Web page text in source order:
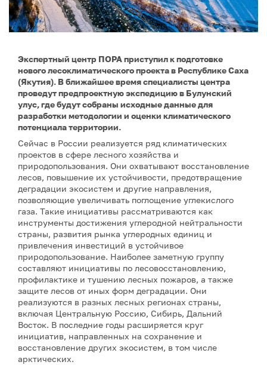
Экспертный центр ПОРА приступил к подготовке
нового лесоклиматического проекта в Республике Саха
(Якутия). В ближайшее время специалисты центра
проведут предпроектную экспедицию в Булунский
улус, где будут собраны исходные данные для
разработки методологии и оценки климатического
потенциала территории.
Сейчас в России реализуется ряд климатических
проектов в сфере лесного хозяйства и
природопользования. Они охватывают восстановление
лесов, повышение их устойчивости, предотвращение
деградации экосистем и другие направления,
позволяющие увеличивать поглощение углекислого
газа. Такие инициативы рассматриваются как
инструменты достижения углеродной нейтральности
страны, развития рынка углеродных единиц и
привлечения инвестиций в устойчивое
природопользование. Наиболее заметную группу
составляют инициативы по лесовосстановлению,
профилактике и тушению лесных пожаров, а также
защите лесов от иных форм деградации. Они
реализуются в разных лесных регионах страны,
включая Центральную Россию, Сибирь, Дальний
Восток. В последние годы расширяется круг
инициатив, направленных на сохранение и
восстановление других экосистем, в том числе
арктических.